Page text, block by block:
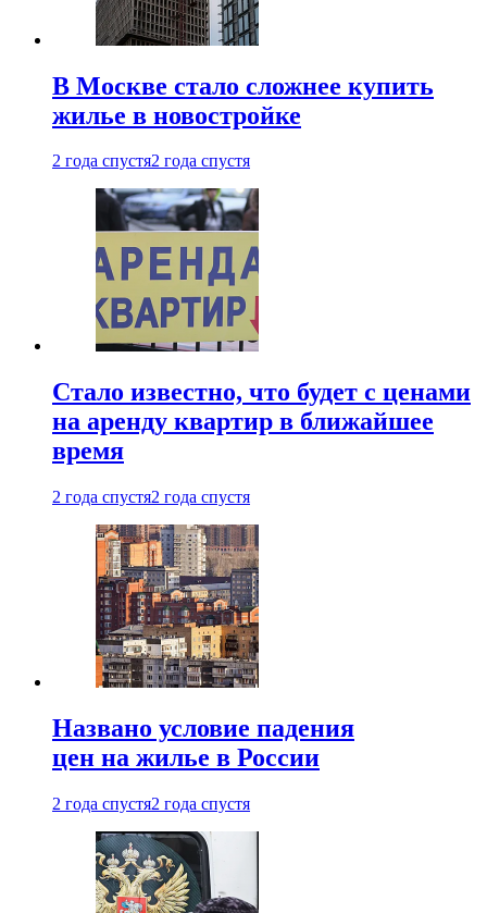
В Москве стало сложнее купить
жилье в новостройке
2 года спустя2 года спустя
Стало известно, что будет с ценами
на аренду квартир в ближайшее
время
2 года спустя2 года спустя
Названо условие падения
цен на жилье в России
2 года спустя2 года спустя